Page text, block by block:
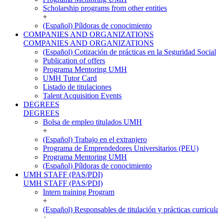
Scholarship programs from other entities
+
(Español) Píldoras de conocimiento
COMPANIES AND ORGANIZATIONS
COMPANIES AND ORGANIZATIONS
(Español) Cotización de prácticas en la Seguridad Social
Publication of offers
Programa Mentoring UMH
UMH Tutor Card
Listado de titulaciones
Talent Acquisition Events
DEGREES
DEGREES
Bolsa de empleo titulados UMH
+
(Español) Trabajo en el extranjero
Programa de Emprendedores Universitarios (PEU)
Programa Mentoring UMH
(Español) Píldoras de conocimiento
UMH STAFF (PAS/PDI)
UMH STAFF (PAS/PDI)
Intern training Program
+
(Español) Responsables de titulación y prácticas